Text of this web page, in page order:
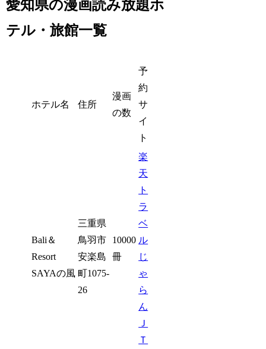
愛知県の漫画読み放題ホ
テル・旅館一覧
ホテル名 住所
漫画
の数
予
約
サ
イ
ト
Bali＆
Resort
SAYAの風
三重県
鳥羽市
安楽島
町1075-
26
10000
冊
楽
天
ト
ラ
ベ
ル
じ
ゃ
ら
ん
Ｊ
Ｔ